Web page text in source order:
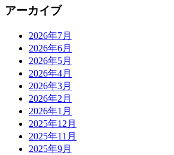
アーカイブ
2026年7月
2026年6月
2026年5月
2026年4月
2026年3月
2026年2月
2026年1月
2025年12月
2025年11月
2025年9月